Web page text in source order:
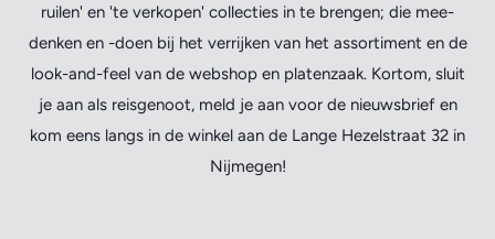
ruilen' en 'te verkopen' collecties in te brengen; die mee-
denken en -doen bij het verrijken van het assortiment en de
look-and-feel van de webshop en platenzaak. Kortom, sluit
je aan als reisgenoot, meld je aan voor de nieuwsbrief en
kom eens langs in de winkel aan de Lange Hezelstraat 32 in
Nijmegen!